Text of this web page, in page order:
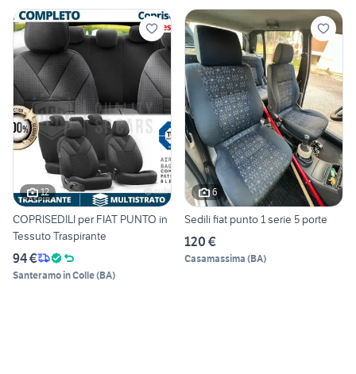
12
COPRISEDILI per FIAT PUNTO in
Tessuto Traspirante
94 €
Santeramo in Colle(BA)
6
Sedili fiat punto 1 serie 5 porte
120 €
Casamassima (BA)